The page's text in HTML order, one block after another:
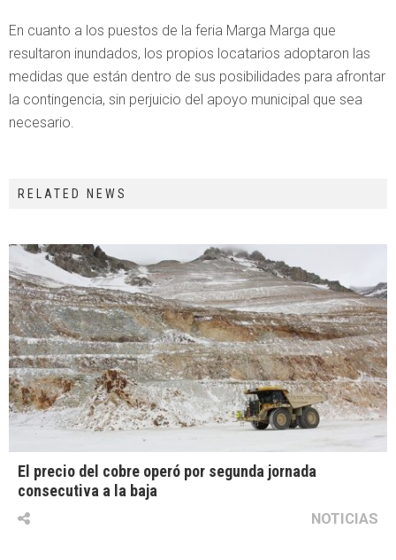
En cuanto a los puestos de la feria Marga Marga que
resultaron inundados, los propios locatarios adoptaron las
medidas que están dentro de sus posibilidades para afrontar
la contingencia, sin perjuicio del apoyo municipal que sea
necesario.
RELATED NEWS
El precio del cobre operó por segunda jornada
consecutiva a la baja
NOTICIAS